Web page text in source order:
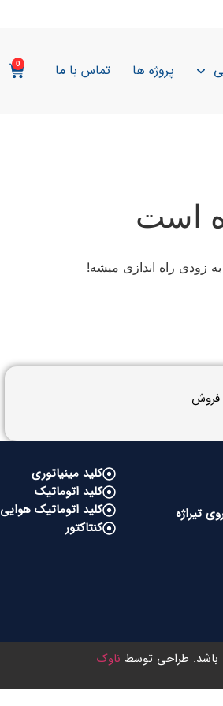
پروژه ها تماس با ما 0
است
زودی راه اندازی میشه!
تیراژه
کلید مینیاتوری
کلید اتوماتیک
کلید اتوماتیک هوایی
کنتاکتور
باشد. طراحی توسط ناوک